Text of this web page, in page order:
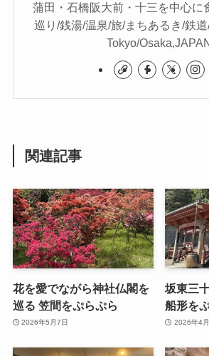
蒲田・石橋阪大前・十三を中心に
巡り/銭湯/温泉/旅/まちあるき/鉄
Tokyo/Osaka,JAPAN
関連記事
花を愛でながら神社仏閣を
巡る 笠間をぷらぷら
2026年5月7日
坂東三
船形を
2026年4